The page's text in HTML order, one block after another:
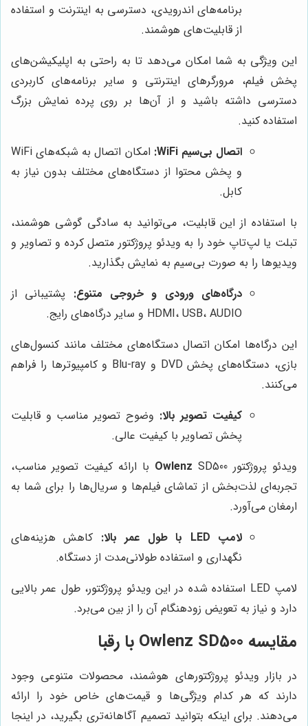
برنامه‌های اندرویدی، دسترسی به اینترنت و استفاده
از قابلیت‌های هوشمند.
این ویژگی به شما امکان می‌دهد تا به راحتی به اپلیکیشن‌های
پخش فیلم، مرورگرهای اینترنتی و سایر برنامه‌های کاربردی
دسترسی داشته باشید و از آن‌ها بر روی پرده نمایش بزرگ
استفاده کنید.
اتصال بی‌سیم WiFi:
امکان اتصال به شبکه‌های WiFi
و پخش محتوا از دستگاه‌های مختلف بدون نیاز به
کابل.
با استفاده از این قابلیت، می‌توانید به سادگی گوشی هوشمند،
تبلت یا لپ‌تاپ خود را به ویدئو پروژکتور متصل کرده و تصاویر و
ویدیوها را به صورت بی‌سیم به نمایش بگذارید.
درگاه‌های ورودی و خروجی متنوع: پشتیبانی از
HDMI، USB، AUDIO و سایر درگاه‌های رایج.
این درگاه‌ها امکان اتصال دستگاه‌های مختلف مانند کنسول‌های
بازی، دستگاه‌های پخش DVD و Blu-ray و کامپیوترها را فراهم
می‌کنند.
کیفیت تصویر بالا: وضوح تصویر مناسب و قابلیت
پخش تصاویر با کیفیت عالی.
ویدئو پروژکتور
Owlenz SD500 با ارائه کیفیت تصویر مناسب،
تجربه‌ای لذت‌بخش از تماشای فیلم‌ها و سریال‌ها را برای شما به
ارمغان می‌آورد.
لامپ LED با طول عمر بالا:
کاهش هزینه‌های
نگهداری و استفاده طولانی‌مدت از دستگاه.
لامپ LED استفاده شده در این ویدئو پروژکتور، طول عمر بالایی
دارد و نیاز به تعویض زودهنگام آن را از بین می‌برد.
مقایسه Owlenz SD500 با رقبا
در بازار ویدئو پروژکتورهای هوشمند، محصولات متنوعی وجود
دارند که هر کدام ویژگی‌ها و قیمت‌های خاص خود را ارائه
می‌دهند. برای اینکه بتوانید تصمیم آگاهانه‌تری بگیرید، در اینجا